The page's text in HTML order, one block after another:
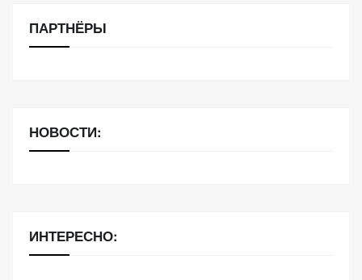
ПАРТНЁРЫ
НОВОСТИ:
ИНТЕРЕСНО: